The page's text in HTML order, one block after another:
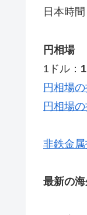
日本時
円相場
1ドル：
円相場
円相場
非鉄金
最新の